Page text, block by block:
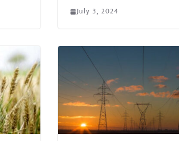
July 3, 2024